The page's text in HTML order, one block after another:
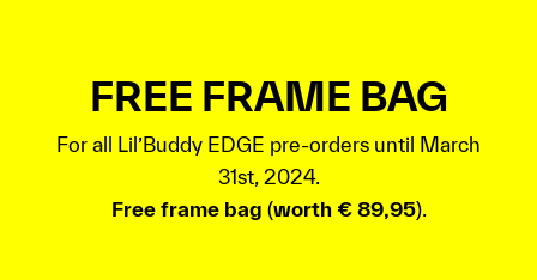
FREE FRAME BAG
For all Lil’Buddy EDGE pre-orders until March
31st, 2024.
Free frame bag (worth € 89,95).